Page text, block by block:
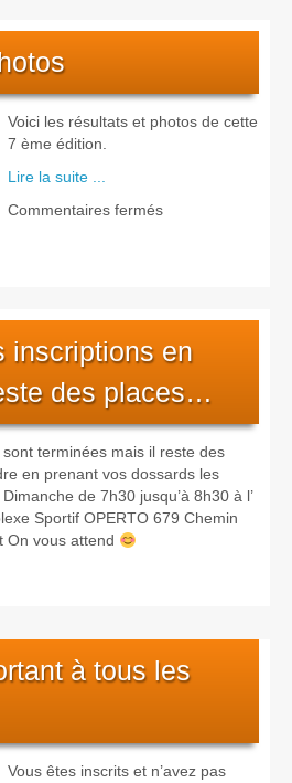
Voici les résultats et photos de cette
7 ème édition.
Lire la suite ...
Commentaires ferméssur
inscriptions en
des places…
terminées mais il reste des
en prenant vos dossards les
de 7h30 jusqu’à 8h30 à l’
Sportif OPERTO 679 Chemin
On vous attend
à tous les
Vous êtes inscrits et n’avez pas